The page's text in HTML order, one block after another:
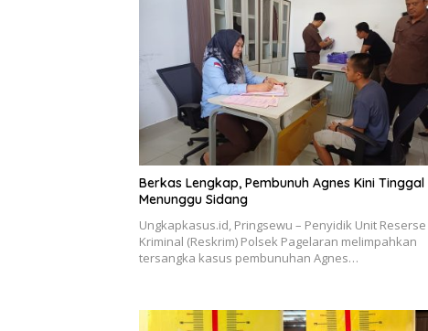
Berkas Lengkap, Pembunuh Agnes Kini Tinggal
Menunggu Sidang
Ungkapkasus.id, Pringsewu – Penyidik Unit Reserse
Kriminal (Reskrim) Polsek Pagelaran melimpahkan
tersangka kasus pembunuhan Agnes…